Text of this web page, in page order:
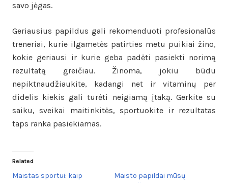
savo jėgas.
Geriausius papildus gali rekomenduoti profesionalūs
treneriai, kurie ilgametės patirties metu puikiai žino,
kokie geriausi ir kurie geba padėti pasiekti norimą
rezultatą greičiau. Žinoma, jokiu būdu
nepiktnaudžiaukite, kadangi net ir vitaminų per
didelis kiekis gali turėti neigiamą įtaką. Gerkite su
saiku, sveikai maitinkitės, sportuokite ir rezultatas
taps ranka pasiekiamas.
Related
Maistas sportui: kaip
Maisto papildai mūsų